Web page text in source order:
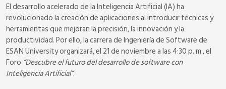
El desarrollo acelerado de la Inteligencia Artificial (IA) ha
revolucionado la creación de aplicaciones al introducir técnicas y
herramientas que mejoran la precisión, la innovación y la
productividad. Por ello, la carrera de Ingeniería de Software de
ESAN University organizará, el 21 de noviembre a las 4:30 p. m., el
Foro “Descubre el futuro del desarrollo de software con
Inteligencia Artificial”.